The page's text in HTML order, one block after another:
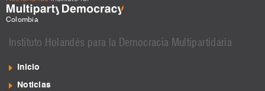
Colombia
Instituto Holandés para la Democracia Multipartidaria
Inicio
Noticias